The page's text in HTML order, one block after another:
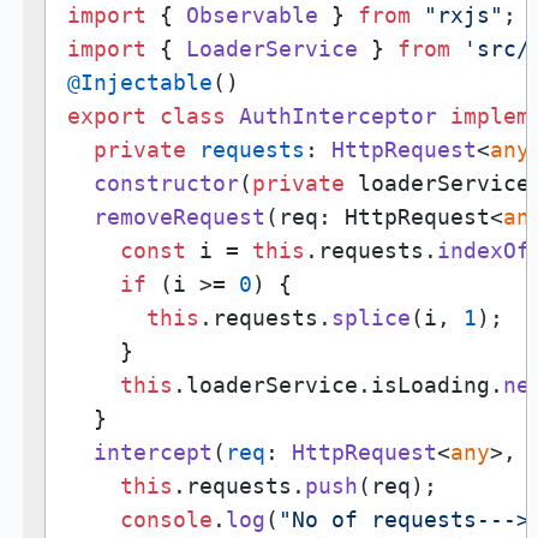
import { Observable } from "rxjs"
import { LoaderService } from
'src/
@Injectable
export
class AuthInterceptor
private
requests : HttpRequest<any
constructor(private
removeRequest ( req: HttpRequest<
const i = this . requests . indexOf
if (i >= 0) {
this . requests . splice(i, 1);
    }
this . loaderService . isLoading .
  }
intercept ( req : HttpRequest<any>,
this . requests . push(req);
console . log( "No of requests---